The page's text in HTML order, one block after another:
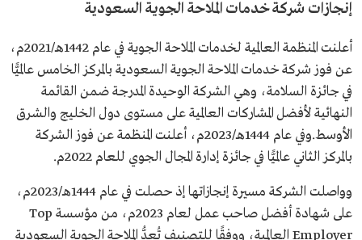
إنجازات شركة خدمات الملاحة الجوية السعودية
أعلنت المنظمة العالمية لخدمات الملاحة الجوية في عام 1442هـ/2021م،
عن فوز شركة خدمات الملاحة الجوية السعودية بالمركز الخامس عالميًّا
في جائزة السلامة، وهي الشركة الوحيدة المدرجة ضمن القائمة
النهائية لأفضل المشاركات العالمية على مستوى دول الخليج والشرق
الأوسط.وفي عام 1444هـ/2023م، أعلنت المنظمة عن فوز الشركة
بالمركز الثاني عالميًّا في جائزة إدارة المجال الجوي للعام 2022م.
وواصلت الشركة مسيرة إنجازاتها إذ حصلت في عام 1444هـ/2023م،
على شهادة أفضل صاحب عمل لعام 2023م، من مؤسسة Top
Employer العالمية، ووفقًا للتصنيف تُعدُّ الملاحة الجوية السعودية